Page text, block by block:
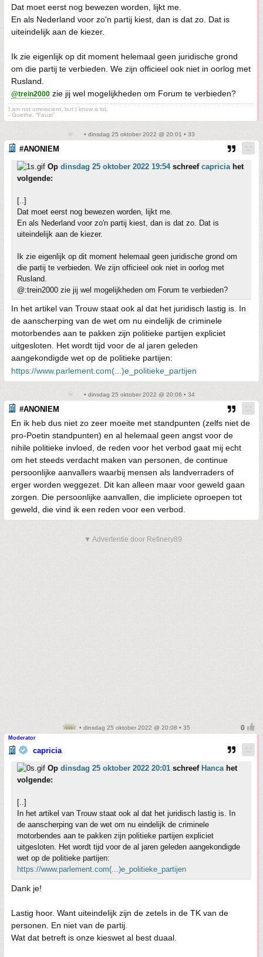
Dat moet eerst nog bewezen worden, lijkt me.
En als Nederland voor zo'n partij kiest, dan is dat zo. Dat is
uiteindelijk aan de kiezer.
Ik zie eigenlijk op dit moment helemaal geen juridische grond
om die partij te verbieden. We zijn officieel ook niet in oorlog met
Rusland.
@trein2000 zie jij wel mogelijkheden om Forum te verbieden?
I am not omniscient, but I know a lot.
- Goethe, “Faust”
• dinsdag 25 oktober 2022 @ 20:01 • 33
#ANONIEM
Op dinsdag 25 oktober 2022 19:54schreef capriciahet
volgende:
[..]
Dat moet eerst nog bewezen worden, lijkt me.
En als Nederland voor zo'n partij kiest, dan is dat zo. Dat is
uiteindelijk aan de kiezer.
Ik zie eigenlijk op dit moment helemaal geen juridische grond om
die partij te verbieden. We zijn officieel ook niet in oorlog met
Rusland.
@:trein2000 zie jij wel mogelijkheden om Forum te verbieden?
In het artikel van Trouw staat ook al dat het juridisch lastig is. In
de aanscherping van de wet om nu eindelijk de criminele
motorbendes aan te pakken zijn politieke partijen expliciet
uitgesloten. Het wordt tijd voor de al jaren geleden
aangekondigde wet op de politieke partijen:
https://www.parlement.com(...)e_politieke_partijen
• dinsdag 25 oktober 2022 @ 20:06 • 34
#ANONIEM
En ik heb dus niet zo zeer moeite met standpunten (zelfs niet de
pro-Poetin standpunten) en al helemaal geen angst voor de
nihile politieke invloed, de reden voor het verbod gaat mij echt
om het steeds verdacht maken van personen, de continue
persoonlijke aanvallers waarbij mensen als landverraders of
erger worden weggezet. Dit kan alleen maar voor geweld gaan
zorgen. Die persoonlijke aanvallen, die impliciete oproepen tot
geweld, die vind ik een reden voor een verbod.
▼ Advertentie door Refinery89
• dinsdag 25 oktober 2022 @ 20:08 • 35
Moderator
capricia
Op dinsdag 25 oktober 2022 20:01 schreef Hancahet
volgende:
[..]
In het artikel van Trouw staat ook al dat het juridisch lastig is. In
de aanscherping van de wet om nu eindelijk de criminele
motorbendes aan te pakken zijn politieke partijen expliciet
uitgesloten. Het wordt tijd voor de al jaren geleden aangekondigde
wet op de politieke partijen:
https://www.parlement.com(...)e_politieke_partijen
Dank je!
Lastig hoor. Want uiteindelijk zijn de zetels in de TK van de
personen. En niet van de partij.
Wat dat betreft is onze kieswet al best duaal.